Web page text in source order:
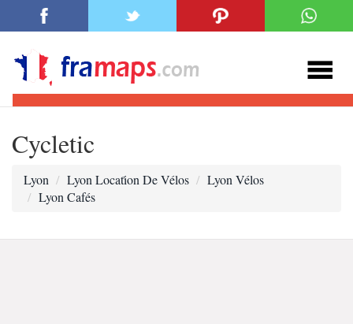
Cycletic
Lyon Lyon Locati̇on De Vélos
Lyon Vélos
Lyon Cafés